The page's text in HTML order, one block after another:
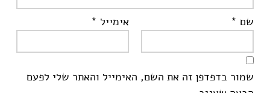
שם * אימייל *
שמור בדפדפן זה את השם, האימייל והאתר שלי לפעם